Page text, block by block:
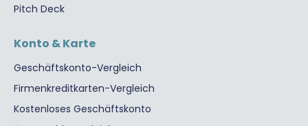
Pitch Deck
Konto & Karte
Geschäftskonto-Vergleich
Firmenkreditkarten-Vergleich
Kostenloses Geschäftskonto